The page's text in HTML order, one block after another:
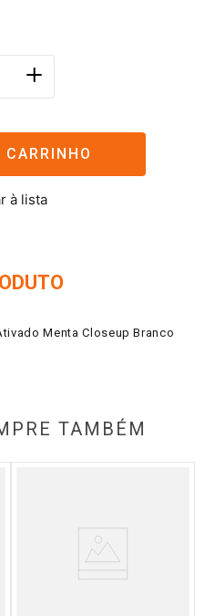
＋
Menta Closeup Branco
TAMBÉM